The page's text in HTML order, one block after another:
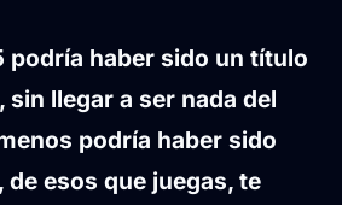
podría haber sido un título
sin llegar a ser nada del
podría haber sido
esos que juegas, te